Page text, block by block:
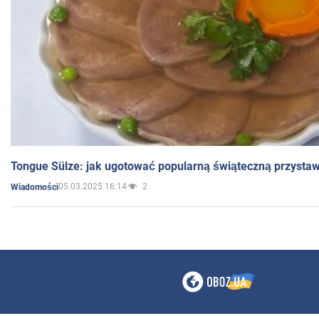
Tongue Sülze: jak ugotować popularną świąteczną
Wiadomości05.03.2025 16:14 2